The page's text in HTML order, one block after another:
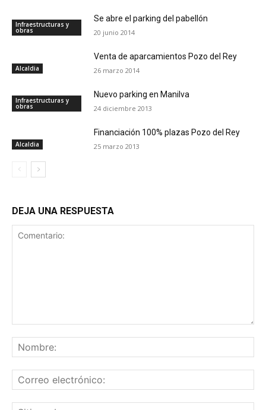
Infraestructuras y
obras
Se abre el parking del pabellón
20 junio 2014
Alcaldia
Venta de aparcamientos Pozo del Rey
26 marzo 2014
Infraestructuras y
obras
Nuevo parking en Manilva
24 diciembre 2013
Alcaldia
Financiación 100% plazas Pozo del Rey
25 marzo 2013
DEJA UNA RESPUESTA